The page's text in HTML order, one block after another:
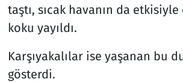
taştı, sıcak havanın da
koku yayıldı.
Karşıyakalılar ise yaşanan bu
gösterdi.
Televizyon